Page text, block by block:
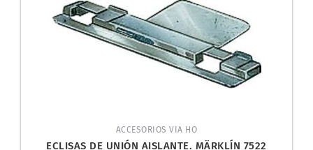
ACCESORIOS VIA HO
ECLISAS DE UNIÓN AISLANTE. MÄRKLÍN 7522